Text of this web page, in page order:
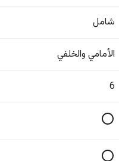
شامل
الأمامي والخلفي
6